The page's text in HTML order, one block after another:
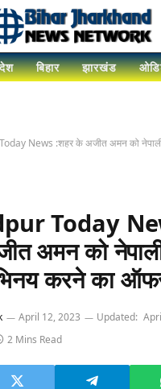
बिहार झारखंड
News :शहर के अजीत अमन को नेपाली फिल्म में भी
Today
अमन को
करने का
April 12, 2023 Updated:
2 Mins Read